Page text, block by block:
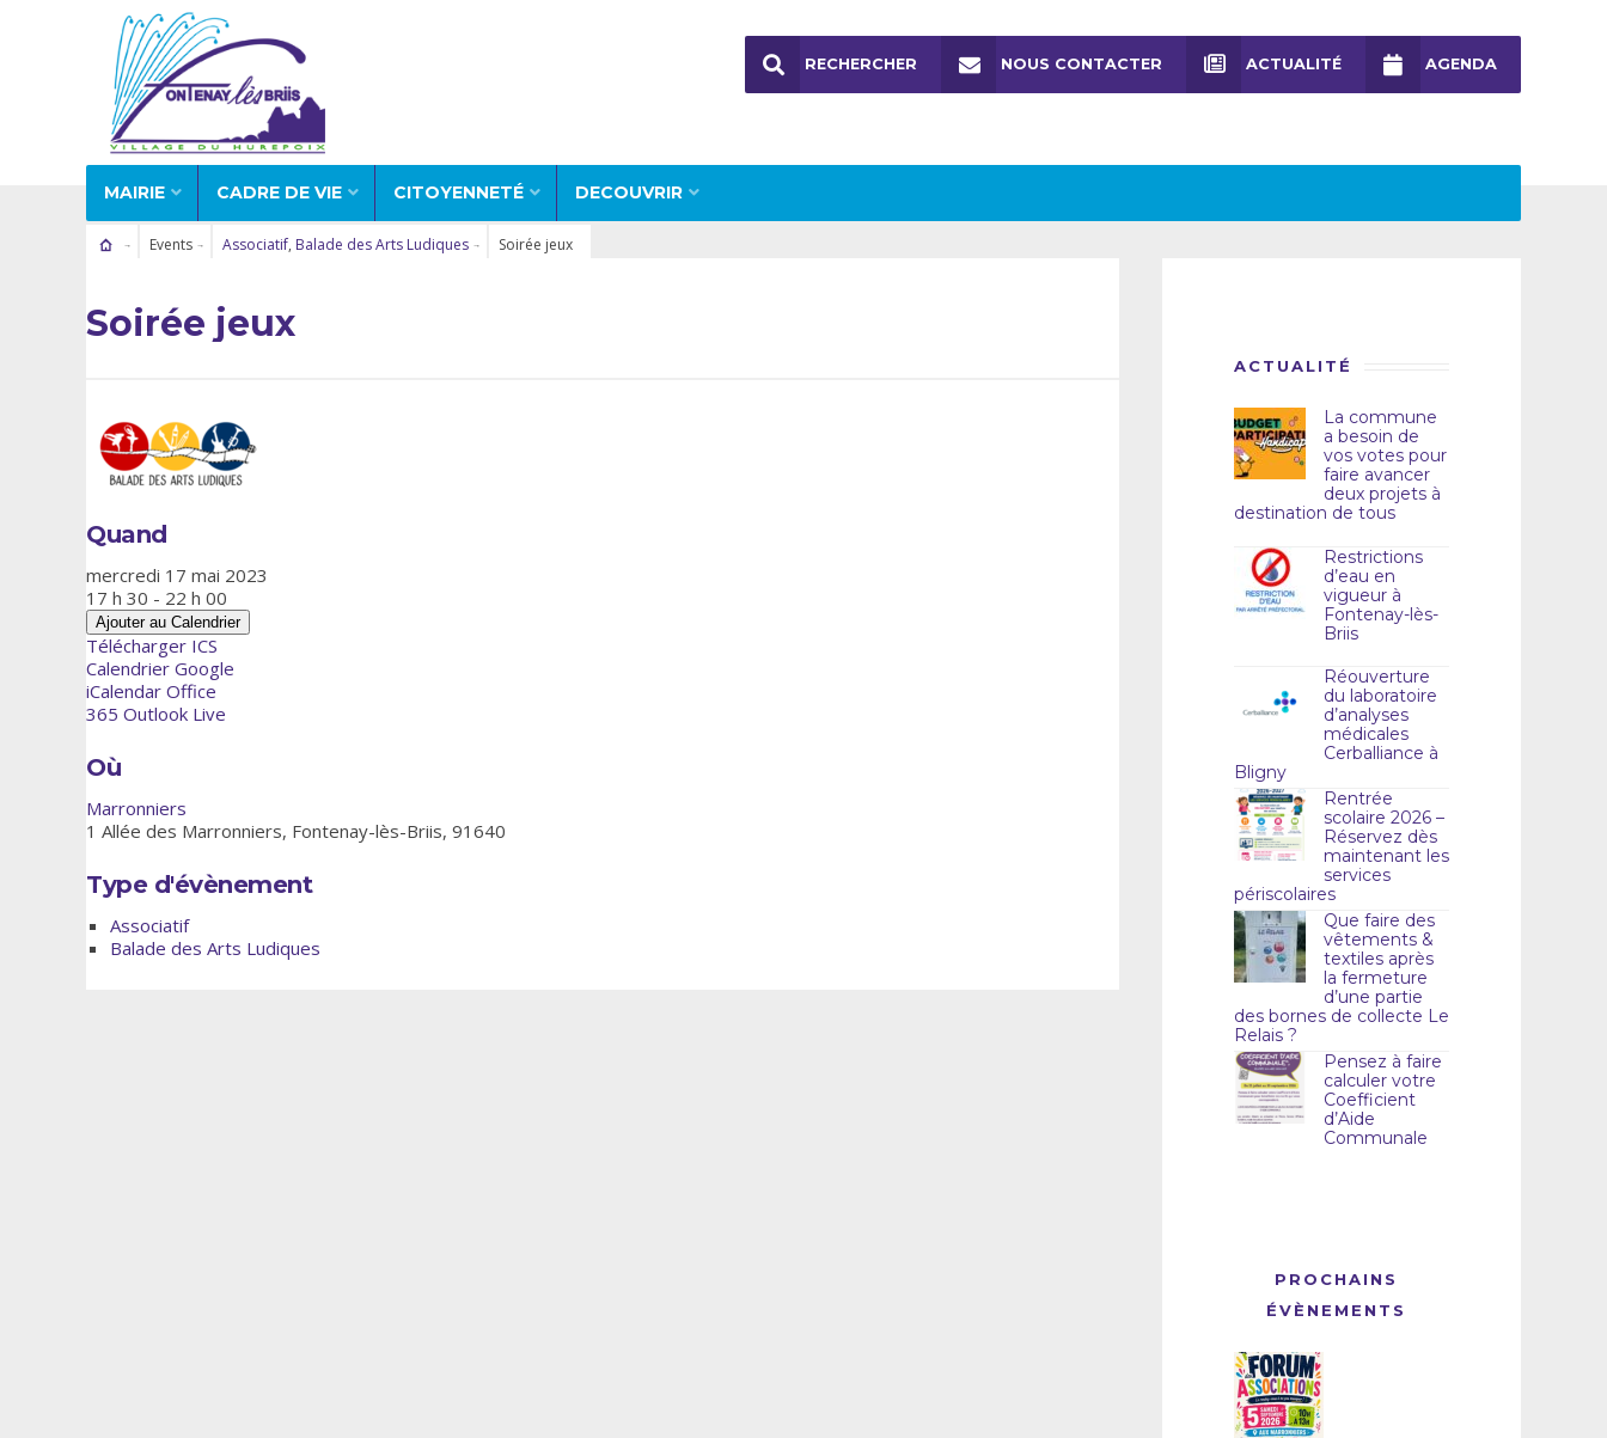
MAIRIE CADRE DE VIE CITOYENNETÉ DECOUVRIR
RECHERCHER NOUS CONTACTER ACTUALITÉ AGENDA
Events Associatif, Balade des Arts Ludiques Soirée jeux
Soirée jeux
Quand
mercredi 17 mai 2023
17 h 30 - 22 h 00
Ajouter au Calendrier
Télécharger ICS
Calendrier Google
iCalendar Office
365 Outlook Live
Où
Marronniers
1 Allée des Marronniers, Fontenay-lès-Briis, 91640
Type d'évènement
Associatif
Balade des Arts Ludiques
ACTUALITÉ
La commune
a besoin de
vos votes pour
faire avancer
deux projets à
destination de tous
Restrictions
d’eau en
vigueur à
Fontenay-lès-
Briis
Réouverture
du laboratoire
d’analyses
médicales
Cerballiance à
Bligny
Rentrée
scolaire 2026 –
Réservez dès
maintenant les
services
périscolaires
Que faire des
vêtements &
textiles après
la fermeture
d’une partie
des bornes de collecte Le
Relais ?
Pensez à faire
calculer votre
Coefficient
d’Aide
Communale
PROCHAINS
ÉVÈNEMENTS